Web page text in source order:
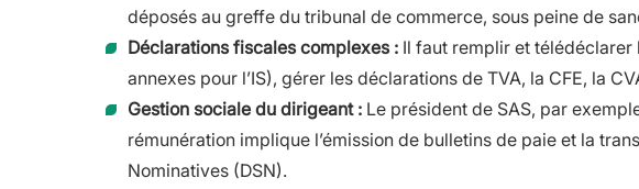
déposés au greffe du tribunal de commerce, sous peine de
Déclarations fiscales complexes : Il faut remplir et
annexes pour l’IS), gérer les déclarations de TVA, la CFE, la
Gestion sociale du dirigeant : Le président de SAS, par
rémunération implique l’émission de bulletins de paie et la
Nominatives (DSN).